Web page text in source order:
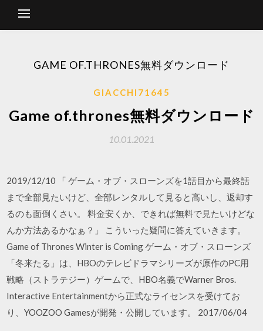
GAME OF.THRONES無料ダウンロード
GIACCHI71645
Game of.thrones無料ダウンロード
10.01.2021
2019/12/10 「 ゲーム・オブ・スローンズを1話目から最終話
まで全部見たいけど、全部レンタルして見ると高いし、返却す
るのも面倒くさい。 料金安くか、できれば無料で見たいけどな
んか方法あるかなぁ？」 こういった疑問に答えていきます。
Game of Thrones Winter is Coming ゲーム・オブ・スローンズ
「冬来たる」は、HBOのテレビドラマシリーズが原作のPC用
戦略（ストラテジー）ゲームで、HBO名義でWarner Bros.
Interactive Entertainmentから正式なライセンスを受けてお
り、YOOZOO Gamesが開発・公開しています。 2017/06/04